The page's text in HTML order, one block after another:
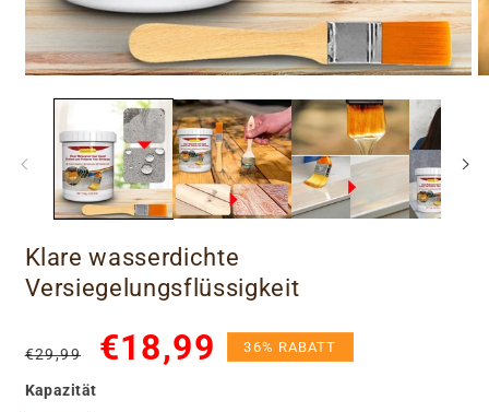
Klare wasserdichte
Versiegelungsflüssigkeit
Normaler
Preis
€29,99
Verkaufspreis
€18,99 36% RABATT
Kapazität